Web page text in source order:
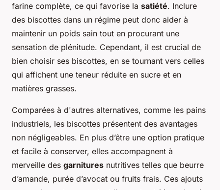
farine complète, ce qui favorise la satiété. Inclure
des biscottes dans un régime peut donc aider à
maintenir un poids sain tout en procurant une
sensation de plénitude. Cependant, il est crucial de
bien choisir ses biscottes, en se tournant vers celles
qui affichent une teneur réduite en sucre et en
matières grasses.
Comparées à d'autres alternatives, comme les pains
industriels, les biscottes présentent des avantages
non négligeables. En plus d’être une option pratique
et facile à conserver, elles accompagnent à
merveille des garnitures nutritives telles que beurre
d’amande, purée d’avocat ou fruits frais. Ces ajouts